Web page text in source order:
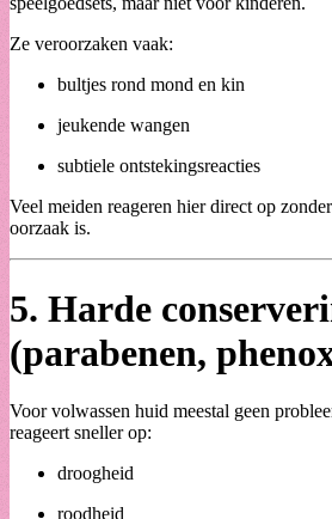
Ze veroorzaken vaak:
bultjes rond mond en kin
jeukende wangen
subtiele ontstekingsreacties
Veel meiden reageren hier direct op
oorzaak is.
5. Harde
(parabenen,
Voor volwassen huid meestal geen
reageert sneller op:
droogheid
roodheid